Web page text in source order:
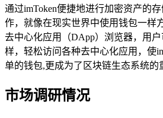
通过imToken便捷地进行加密资产的
作，就像在现实世界中使用钱包一样
去中心化应用（DApp）浏览器，用
样，轻松访问各种去中心化应用，使
单的钱包,更成为了区块链生态系统的
市场调研情况